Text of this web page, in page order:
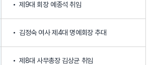
제9대 회장 예종석 취임
김정숙 여사 제4대 명예회장 추대
제8대 사무총장 김상균 취임